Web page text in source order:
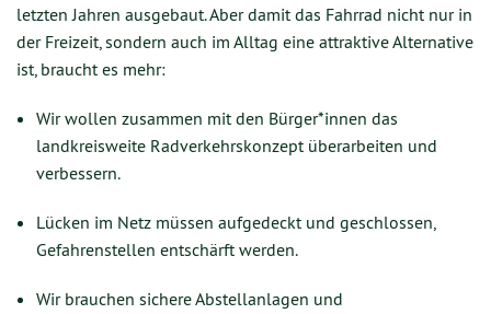
letzten Jahren ausgebaut. Aber damit das Fahrrad nicht nur in
der Freizeit, sondern auch im Alltag eine attraktive Alternative
ist, braucht es mehr:
Wir wollen zusammen mit den Bürger*innen das
landkreisweite Radverkehrskonzept überarbeiten und
verbessern.
Lücken im Netz müssen aufgedeckt und geschlossen,
Gefahrenstellen entschärft werden.
Wir brauchen sichere Abstellanlagen und